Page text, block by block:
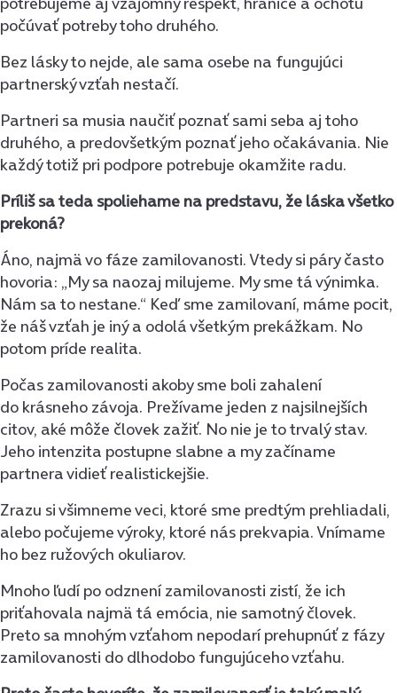
počúvať potreby toho druhého.
Bez lásky to nejde, ale sama osebe na fungujúci
partnerský vzťah nestačí.
Partneri sa musia naučiť poznať sami seba aj toho
druhého, a predovšetkým poznať jeho očakávania. Nie
každý totiž pri podpore potrebuje okamžite radu.
Príliš sa teda spoliehame na predstavu, že láska všetko
prekoná?
Áno, najmä vo fáze zamilovanosti. Vtedy si páry často
hovoria: „My sa naozaj milujeme. My sme tá výnimka.
Nám sa to nestane.“ Keď sme zamilovaní, máme pocit,
že náš vzťah je iný a odolá všetkým prekážkam. No
potom príde realita.
Počas zamilovanosti akoby sme boli zahalení
do krásneho závoja. Prežívame jeden z najsilnejších
citov, aké môže človek zažiť. No nie je to trvalý stav.
Jeho intenzita postupne slabne a my začíname
partnera vidieť realistickejšie.
Zrazu si všimneme veci, ktoré sme predtým prehliadali,
alebo počujeme výroky, ktoré nás prekvapia. Vnímame
ho bez ružových okuliarov.
Mnoho ľudí po odznení zamilovanosti zistí, že ich
priťahovala najmä tá emócia, nie samotný človek.
Preto sa mnohým vzťahom nepodarí prehupnúť z fázy
zamilovanosti do dlhodobo fungujúceho vzťahu.